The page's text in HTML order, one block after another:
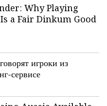
Why Playing
a Fair Dinkum Good
игроки из
сервисе